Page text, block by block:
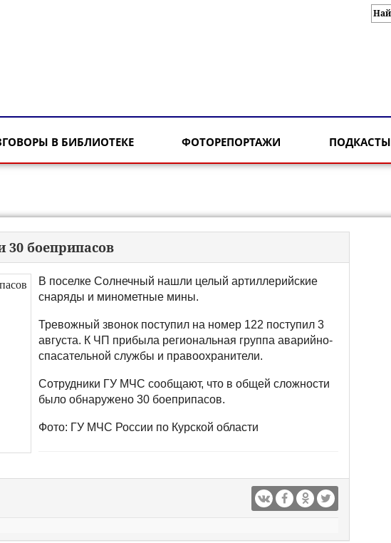
В БИБЛИОТЕКЕ ФОТОРЕПОРТАЖИ ПОДКАСТЫ
боеприпасов
В поселке Солнечный нашли целый артиллерийские
снаряды и минометные мины.
Тревожный звонок поступил на номер 122 поступил 3
августа. К ЧП прибыла региональная группа аварийно-
спасательной службы и правоохранители.
Сотрудники ГУ МЧС сообщают, что в общей сложности
было обнаружено 30 боеприпасов.
Фото: ГУ МЧС России по Курской области